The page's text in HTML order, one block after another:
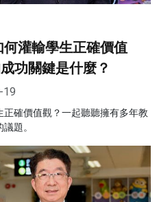
灌輸學生正確價值
功關鍵是什麼？
19
確價值觀？一起聽聽擁有多年教
題。